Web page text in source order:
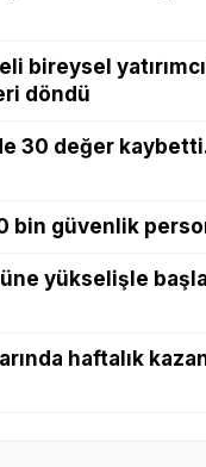
bireysel
döndü
30 değer
bin güvenlik
yükselişle
haftalık